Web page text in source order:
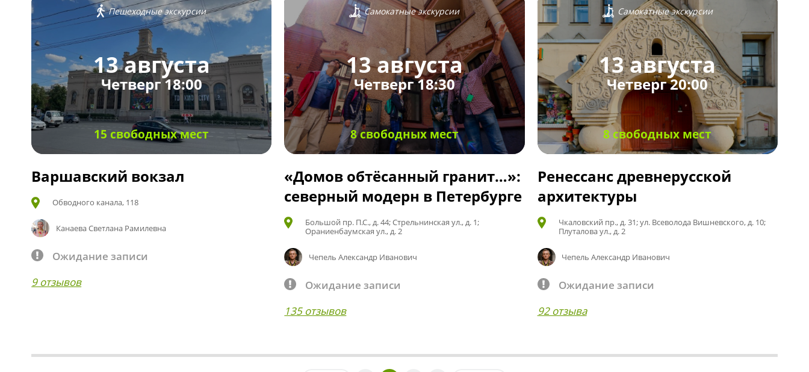
Пешеходные экскурсии
13 августа
Четверг 18:00
15 свободных мест
Варшавский вокзал
Обводного канала, 118
Канаева Светлана Рамилевна
Ожидание записи
9 отзывов
Самокатные экскурсии
13 августа
Четверг 18:30
8 свободных мест
«Домов обтёсанный гранит…»:
северный модерн в Петербурге
Большой пр. П.С., д. 44; Стрельнинская ул., д. 1;
Ораниенбаумская ул., д. 2
Чепель Александр Иванович
Ожидание записи
135 отзывов
Самокатные экскурсии
13 августа
Четверг 20:00
8 свободных мест
Ренессанс древнерусской
архитектуры
Чкаловский пр., д. 31; ул. Всеволода Вишневского, д. 10;
Плуталова ул., д. 2
Чепель Александр Иванович
Ожидание записи
92 отзыва